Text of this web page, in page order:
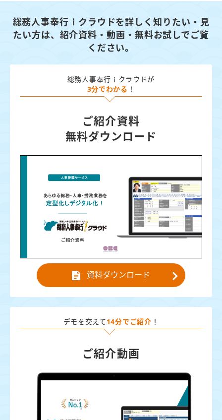
総務人事奉行ｉクラウドを詳しく知りたい・見
たい方は、 紹介資料・動画・無料お試しでご覧
ください。
総務人事奉行ｉクラウドが
3分でわかる ！
ご紹介資料
無料ダウンロード
資料ダウンロード
デモを交えて 14分でご紹介 ！
ご紹介動画